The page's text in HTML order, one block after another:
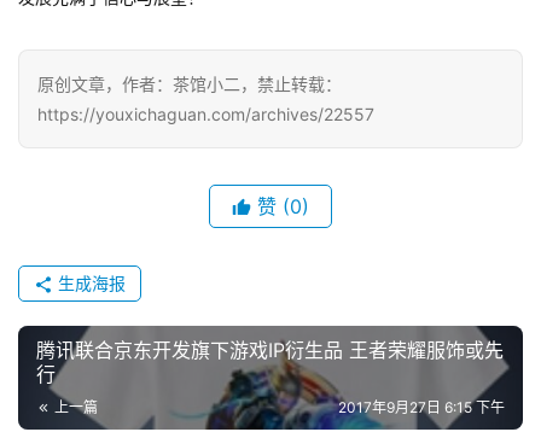
单
机
闲
游
戏
原创文章，作者：茶馆小二，禁止转载：
https://youxichaguan.com/archives/22557
赞 (0)
生成海报
腾讯联合京东开发旗下游戏IP衍生品 王者荣耀服饰或先
行
上一篇 2017年9月27日 6:15 下午